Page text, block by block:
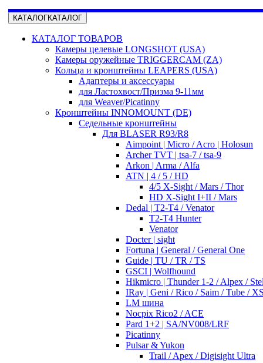
КАТАЛОГКАТАЛОГ
КАТАЛОГ ТОВАРОВ
Камеры целевые LONGSHOT (USA)
Камеры оружейные TRIGGERCAM (ZA)
Кольца и кронштейны LEAPERS (USA)
Адаптеры и аксессуары
для Ластохвост/Призма 9-11мм
для Weaver/Picatinny
Кронштейны INNOMOUNT (DE)
Седельные кронштейны
Для BLASER R93/R8
Aimpoint | Micro / Acro | Holosun
Archer TVT | tsa-7 / tsa-9
Arkon | Arma / Alfa
ATN | 4 / 5 / HD
4/5 X-Sight / Mars / Thor
HD X-Sight I+II / Mars
Dedal | T2-T4 / Venator
T2-T4 Hunter
Venator
Docter | sight
Fortuna | General / General One
Guide | TU / TR / TS
GSCI | Wolfhound
Hikmicro | Thunder 1-2 / Alpex /
IRay | Geni / Rico / Saim / Tube /
LM шина
Nocpix Rico2 / ACE
Pard 1+2 | SA/NV008/LRF
Picatinny
Pulsar & Yukon
Trail / Apex / Digisight Ultra